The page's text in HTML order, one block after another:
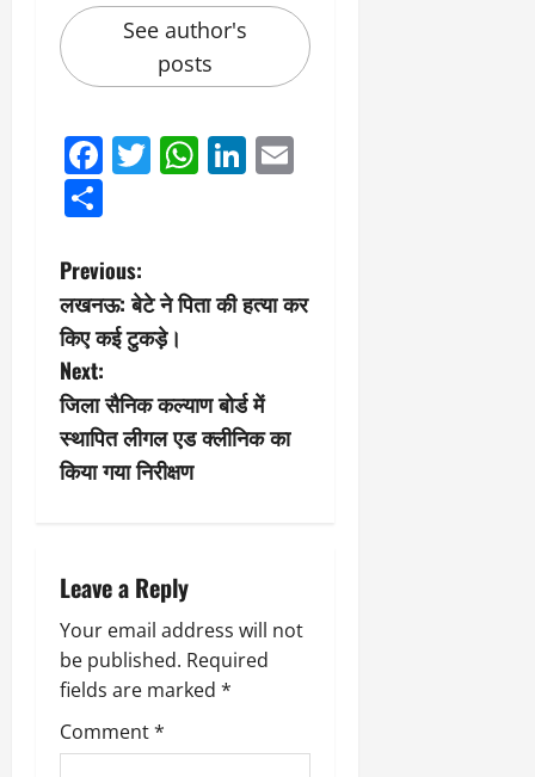
See author's
posts
Facebook
Twitter
WhatsApp
LinkedIn
P
o
s
t
n
v
i
g
a
Previous:
लखनऊ: बेटे ने पिता की हत्या कर
किए कई टुकड़े।
Next:
जिला सैनिक कल्याण बोर्ड में
स्थापित लीगल एड क्लीनिक का
किया गया निरीक्षण
Leave a Reply
Your email address will not
be published. Required
fields are marked *
Comment*